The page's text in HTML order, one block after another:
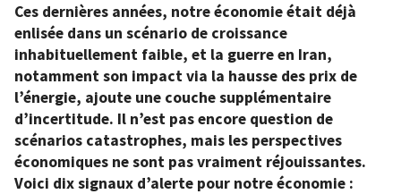
Ces dernières années, notre économie était déjà
enlisée dans un scénario de croissance
inhabituellement faible, et la guerre en Iran,
notamment son impact via la hausse des prix de
l’énergie, ajoute une couche supplémentaire
d’incertitude. Il n’est pas encore question de
scénarios catastrophes, mais les perspectives
économiques ne sont pas vraiment réjouissantes.
Voici dix signaux d’alerte pour notre économie :